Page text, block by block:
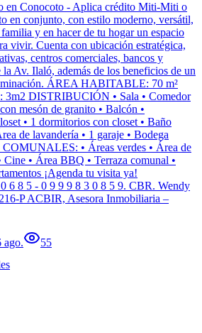
en Conocoto - Aplica crédito Miti-Miti o
en conjunto, con estilo moderno, versátil,
y en hacer de tu hogar un espacio
vivir. Cuenta con ubicación estratégica,
centros comerciales, bancos y
Av. Ilaló, además de los beneficios de un
ÁREA HABITABLE: 70 m²
DISTRIBUCIÓN • Sala • Comedor
mesón de granito • Balcón •
• 1 dormitorios con closet • Baño
de lavandería • 1 garaje • Bodega
• Áreas verdes • Área de
• Área BBQ • Terraza comunal •
¡Agenda tu visita ya!
6 8 5 - 0 9 9 9 8 3 0 8 5 9. CBR. Wendy
P ACBIR, Asesora Inmobiliaria –
ago. 55